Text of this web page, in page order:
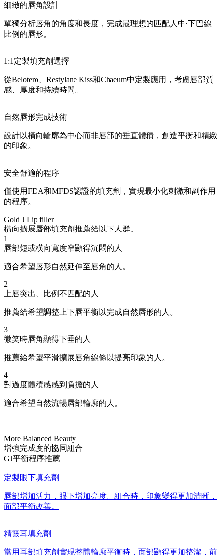
細緻的唇角設計
單獨分析唇角的角度和長度，完成最理想的匹配人中·下巴線
比例的唇形。
1:1定製填充劑選擇
從Belotero、Restylane Kiss和Chaeum中定製應用，考慮唇部質
感、厚度和持續時間。
自然唇形完成技術
設計以橫向輪廓為中心而非唇部的垂直體積，創造平衡和精緻
的印象。
安全舒適的程序
僅使用FDA和MFDS認證的填充劑，實現最小化刺激和副作用
的程序。
Gold J Lip filler
橫向擴展唇部填充劑推薦給以下人群。
1
唇部短或橫向寬度窄顯得沉悶的人
適合希望唇形自然延伸至唇角的人。
2
上唇突出、比例不匹配的人
推薦給希望調整上下唇平衡以完成自然唇形的人。
3
微笑時唇角顯得下垂的人
推薦給希望平滑擴展唇角線條以提亮印象的人。
4
對過度體積感感到負擔的人
適合希望自然流暢唇部輪廓的人。
More Balanced Beauty
增強完成度的協同組合
GJ平衡程序推薦
定製眼下填充劑
唇部增加活力，眼下增加亮度。組合時，印象變得更加清晰，
面部平衡改善。
精靈耳填充劑
當用耳部填充劑實現整體輪廓平衡時，面部顯得更加整潔，前